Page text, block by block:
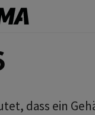
dass ein